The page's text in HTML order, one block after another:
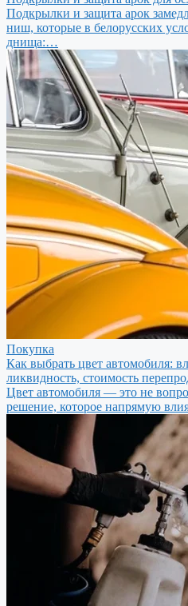
Подкрылки и защита арок
ниш, которые в белорусских
днища:…
Покупка
Как выбрать цвет автомобиля:
ликвидность, стоимость
Цвет автомобиля — это не
решение, которое напрямую